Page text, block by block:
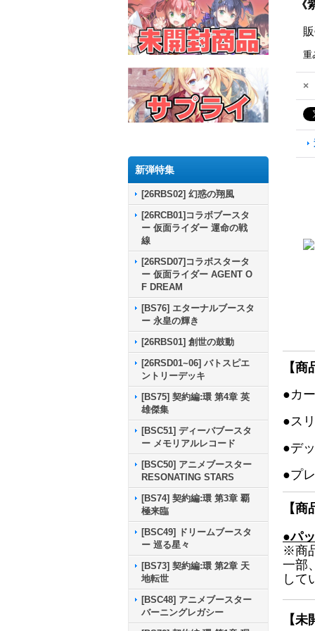
新弾特集
[26RBS02] 幻惑の翔風
[26RCB01]コラボブースタ
ー 仮面ライダー 運命の戦
線
[26RSD07]コラボスタータ
ー 仮面ライダー AGENT O
F DREAM
[BS76] エターナルブースタ
ー 永皇の輝き
[26RBS01] 創世の鼓動
[26RSD01~06] バトスピエ
ントリーデッキ
[BS75] 契約編:環 第4章 英
雄傑集
[BSC51] ディーバブースタ
ー メモリアルレコード
[BSC50] アニメブースター
RESONATING STARS
[BS74] 契約編:環 第3章 覇
極来臨
[BSC49] ドリームブースタ
ー 巡る星々
[BS73] 契約編:環 第2章 天
地転世
[BSC48] アニメブースター
バーニングレガシー
《
重
×
【
●カ
●ス
●デ
●プ
【
●パ
※商
一部
して
【